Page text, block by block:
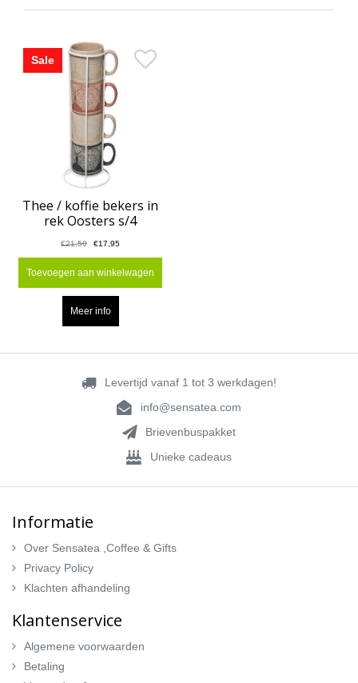
Sale
Thee / koffie bekers in
rek Oosters s/4
€21,50 €17,95
Toevoegen aan winkelwagen
Meer info
Levertijd vanaf 1 tot 3 werkdagen!
info@sensatea.com
Brievenbuspakket
Unieke cadeaus
Informatie
Over Sensatea ,Coffee & Gifts
Privacy Policy
Klachten afhandeling
Klantenservice
Algemene voorwaarden
Betaling